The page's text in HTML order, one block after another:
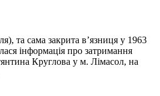
та сама закрита в’язниця у 1963
інформація про затримання
Круглова у м. Лімасол, на